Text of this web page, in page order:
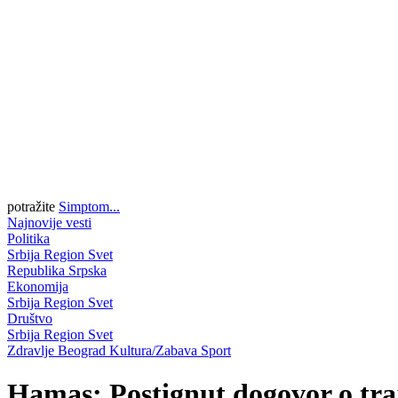
potražite Simptom...
Najnovije vesti
Politika
Srbija Region Svet
Republika Srpska
Ekonomija
Srbija Region Svet
Društvo
Srbija Region Svet
Zdravlje Beograd Kultura/Zabava Sport